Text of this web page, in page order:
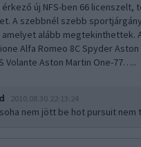
új NFS-ben 66 licenszelt,
A szebbnél szebb
alább megtekinthettek.
Alfa Romeo 8C Spyder Aston
Volante Aston Martin One-77…..
2010.08.30 22:13:24
nem jött be hot pursuit nem